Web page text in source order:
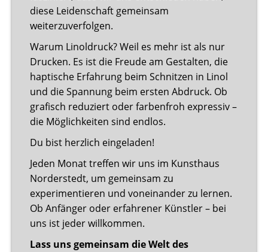
diese Leidenschaft gemeinsam
weiterzuverfolgen.
Warum Linoldruck? Weil es mehr ist als nur
Drucken. Es ist die Freude am Gestalten, die
haptische Erfahrung beim Schnitzen in Linol
und die Spannung beim ersten Abdruck. Ob
grafisch reduziert oder farbenfroh expressiv –
die Möglichkeiten sind endlos.
Du bist herzlich eingeladen!
Jeden Monat treffen wir uns im Kunsthaus
Norderstedt, um gemeinsam zu
experimentieren und voneinander zu lernen.
Ob Anfänger oder erfahrener Künstler – bei
uns ist jeder willkommen.
Lass uns gemeinsam die Welt des